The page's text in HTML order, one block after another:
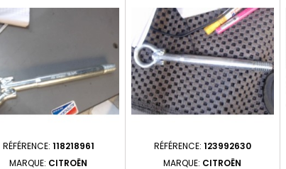
RÉFÉRENCE: 118218961
MARQUE: CITROËN
RÉFÉRENCE: 123992630
MARQUE: CITROËN